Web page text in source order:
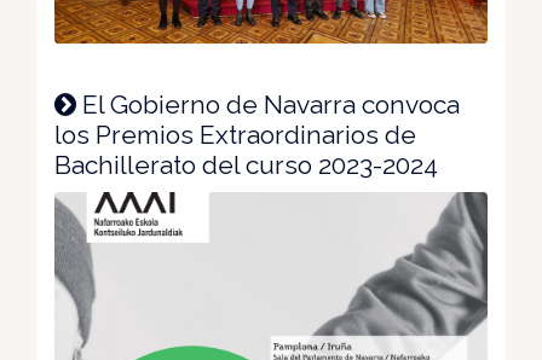
El Gobierno de Navarra convoca
los Premios Extraordinarios de
Bachillerato del curso 2023-2024